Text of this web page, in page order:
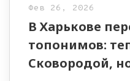
Фев 26, 2026
В Харькове
топонимов:
Сковородой,